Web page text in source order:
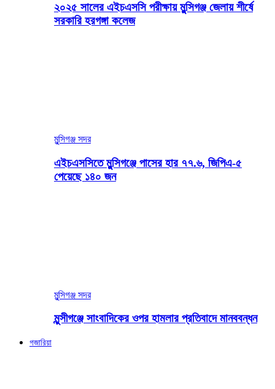
২০২৫ সালের এইচএসসি পরীক্ষায় মুন্সিগঞ্জ জেলায় শীর্ষে
সরকারি হরগঙ্গা কলেজ
মুন্সিগঞ্জ সদর
এইচএসসিতে মুন্সিগঞ্জে পাসের হার ৭৭.৬, জিপিএ-৫
পেয়েছে ১৪০ জন
মুন্সিগঞ্জ সদর
মুন্সীগঞ্জে সাংবাদিকের ওপর হামলার প্রতিবাদে মানববন্ধন
গজারিয়া